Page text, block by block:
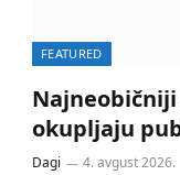
FEATURED
okupljaju
Dagi 4. avgust 2026.